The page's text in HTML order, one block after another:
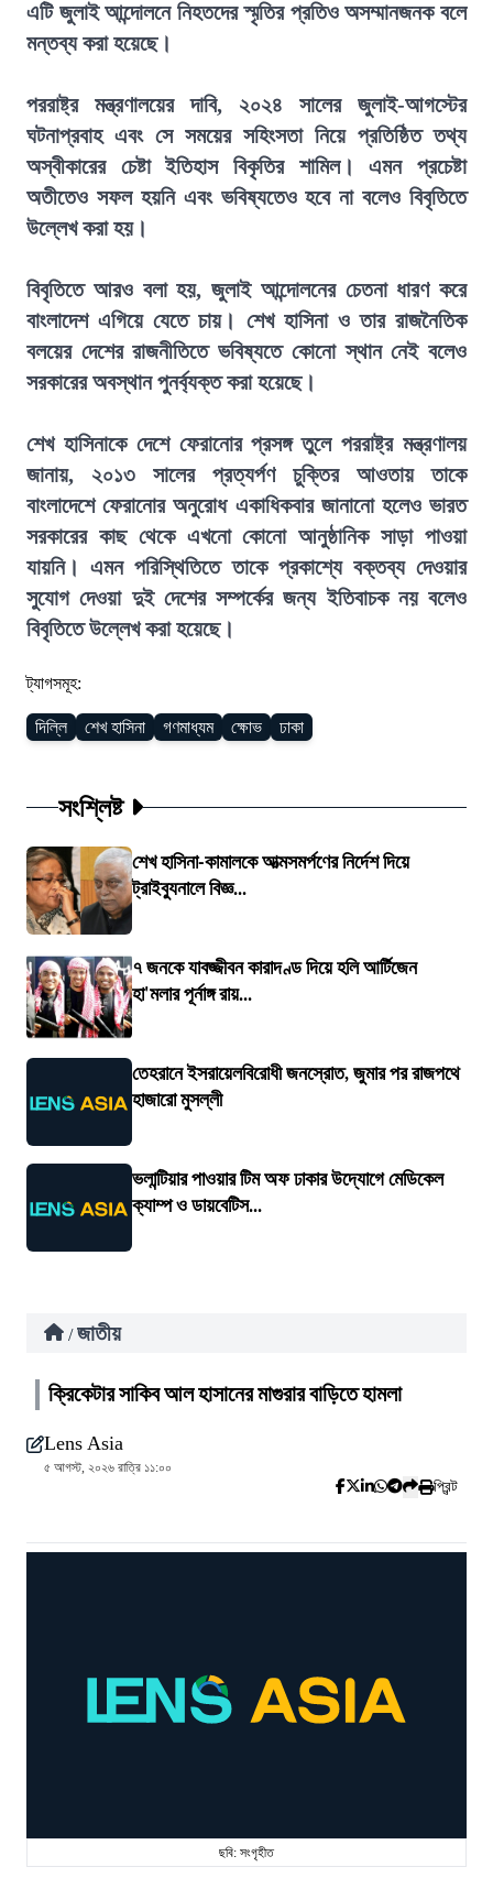
এটি জুলাই আন্দোলনে নিহতদের স্মৃতির প্রতিও অসম্মানজনক বলে
মন্তব্য করা হয়েছে।
পররাষ্ট্র মন্ত্রণালয়ের দাবি, ২০২৪ সালের জুলাই-আগস্টের
ঘটনাপ্রবাহ এবং সে সময়ের সহিংসতা নিয়ে প্রতিষ্ঠিত তথ্য
অস্বীকারের চেষ্টা ইতিহাস বিকৃতির শামিল। এমন প্রচেষ্টা
অতীতেও সফল হয়নি এবং ভবিষ্যতেও হবে না বলেও বিবৃতিতে
উল্লেখ করা হয়।
বিবৃতিতে আরও বলা হয়, জুলাই আন্দোলনের চেতনা ধারণ করে
বাংলাদেশ এগিয়ে যেতে চায়। শেখ হাসিনা ও তার রাজনৈতিক
বলয়ের দেশের রাজনীতিতে ভবিষ্যতে কোনো স্থান নেই বলেও
সরকারের অবস্থান পুনর্ব্যক্ত করা হয়েছে।
শেখ হাসিনাকে দেশে ফেরানোর প্রসঙ্গ তুলে পররাষ্ট্র মন্ত্রণালয়
জানায়, ২০১৩ সালের প্রত্যর্পণ চুক্তির আওতায় তাকে
বাংলাদেশে ফেরানোর অনুরোধ একাধিকবার জানানো হলেও ভারত
সরকারের কাছ থেকে এখনো কোনো আনুষ্ঠানিক সাড়া পাওয়া
যায়নি। এমন পরিস্থিতিতে তাকে প্রকাশ্যে বক্তব্য দেওয়ার
সুযোগ দেওয়া দুই দেশের সম্পর্কের জন্য ইতিবাচক নয় বলেও
বিবৃতিতে উল্লেখ করা হয়েছে।
ট্যাগসমূহ:
দিল্লি শেখ হাসিনা গণমাধ্যম ক্ষোভ ঢাকা
সংশ্লিষ্ট
শেখ হাসিনা-কামালকে আত্মসমর্পণের নির্দেশ দিয়ে
ট্রাইব্যুনালে বিজ্ঞ...
৭ জনকে যাবজ্জীবন কারাদণ্ড দিয়ে হলি আর্টিজেন
হা'মলার পূর্নাঙ্গ রায়...
তেহরানে ইসরায়েলবিরোধী জনস্রোত, জুমার পর রাজপথে
হাজারো মুসল্লী
ভলান্টিয়ার পাওয়ার টিম অফ ঢাকার উদ্যোগে মেডিকেল
ক্যাম্প ও ডায়বেটিস...
/ জাতীয়
ক্রিকেটার সাকিব আল হাসানের মাগুরার বাড়িতে হামলা
Lens Asia
৫ আগস্ট, ২০২৬ রাত্রি ১১:০০
প্রিন্ট
ছবি: সংগৃহীত